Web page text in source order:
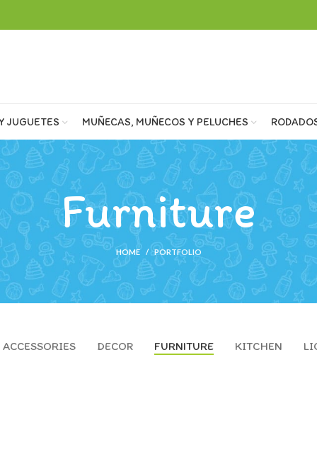
JUGUETES MUÑECAS, MUÑECOS Y PELUCHES
Furniture
HOME PORTFOLIO
ACCESSORIES DECOR FURNITURE KITCHEN